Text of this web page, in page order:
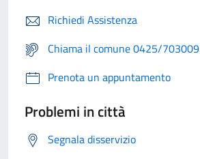
Richiedi Assistenza
Chiama il comune 0425/703009
Prenota un appuntamento
Problemi in città
Segnala disservizio